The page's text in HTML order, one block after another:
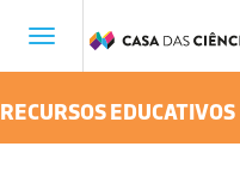
Toggle
RECURSOS EDUCATIVOS